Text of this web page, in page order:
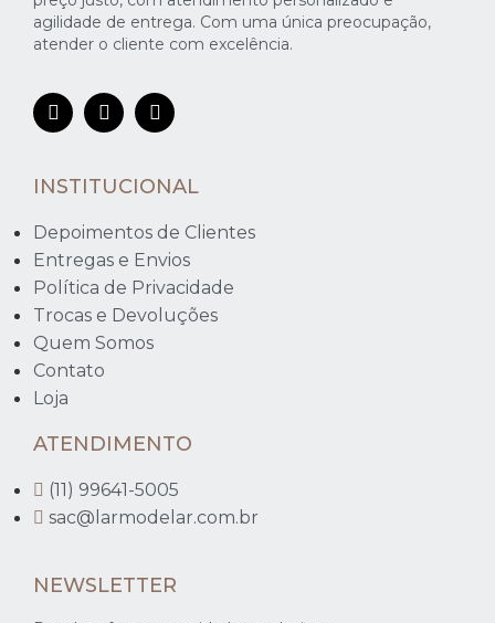
agilidade de entrega. Com uma única preocupação,
atender o cliente com excelência.
INSTITUCIONAL
Depoimentos de Clientes
Entregas e Envios
Política de Privacidade
Trocas e Devoluções
Quem Somos
Contato
Loja
ATENDIMENTO
(11) 99641-5005
sac@larmodelar.com.br
NEWSLETTER